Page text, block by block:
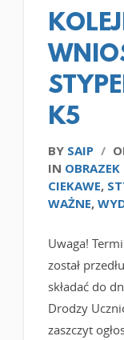
K5
BY SAIP /
IN OBRAZEK
CIEKAWE,
WAŻNE,
Uwaga!
został
składać do
Drodzy
zaszczyt